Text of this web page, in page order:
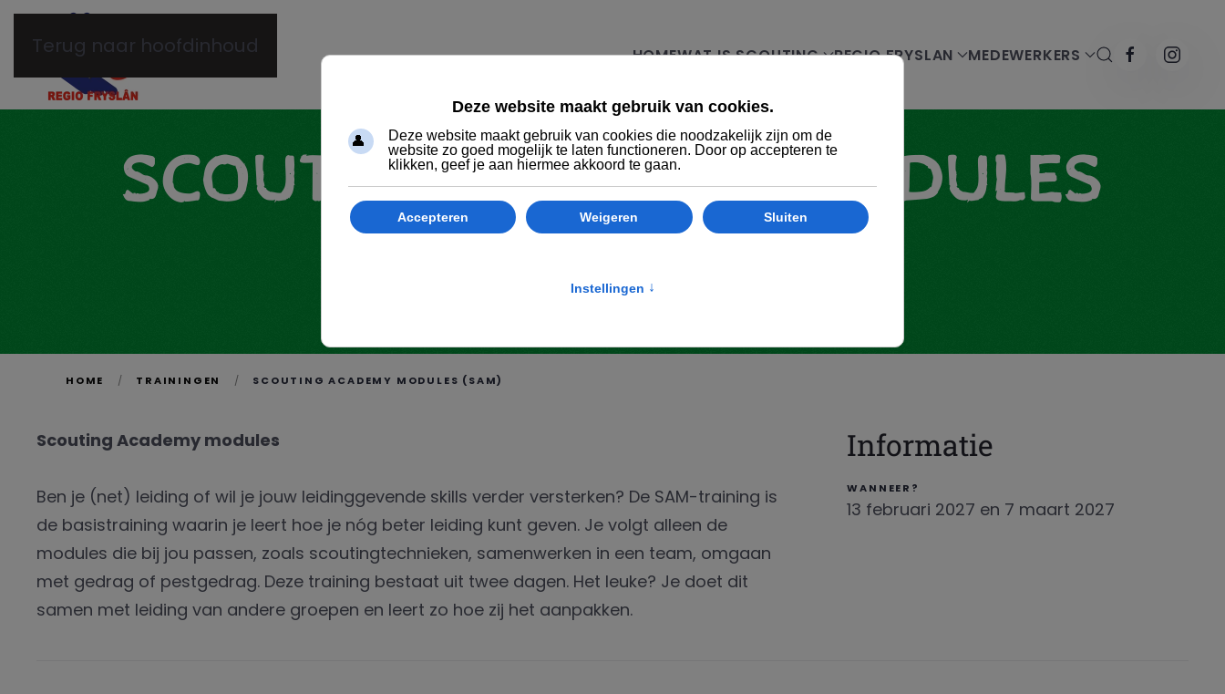
Terug naar hoofdinhoud HOMEWAT IS SCOUTING REGIO FRYSLAN MEDEWERKERS
SCOUTING ACADEMY MODULES
(SAM)
HOME TRAININGEN SCOUTING ACADEMY MODULES (SAM)
Scouting Academy modules
Ben je (net) leiding of wil je jouw leidinggevende skills verder versterken? De SAM-training is
de basistraining waarin je leert hoe je nóg beter leiding kunt geven. Je volgt alleen de
modules die bij jou passen, zoals scoutingtechnieken, samenwerken in een team, omgaan
met gedrag of pestgedrag. Deze training bestaat uit twee dagen. Het leuke? Je doet dit
samen met leiding van andere groepen en leert zo hoe zij het aanpakken.
Informatie
WANNEER?
13 februari 2027 en 7 maart 2027